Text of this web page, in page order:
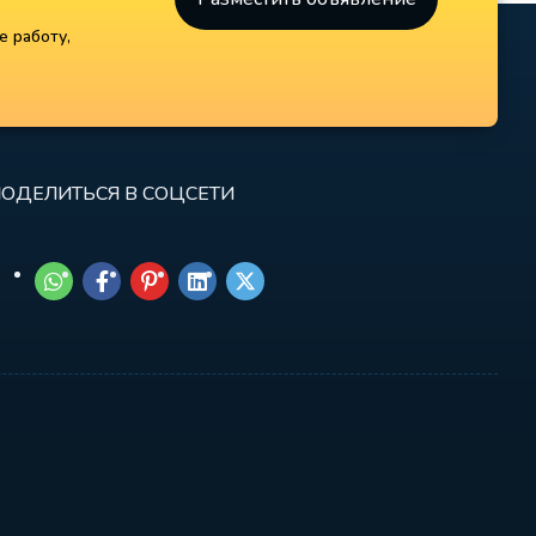
работу,
В СОЦСЕТИ